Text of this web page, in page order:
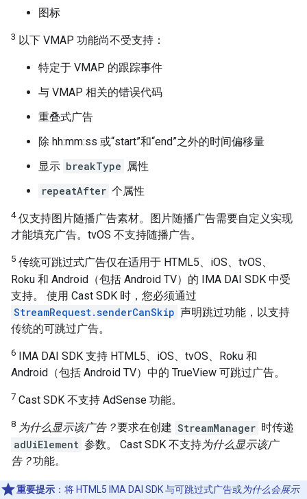
图标
3 以下 VMAP 功能尚不受支持：
特定于 VMAP 的跟踪事件
与 VMAP 相关的错误代码
重叠式广告
除 hh:mm:ss 或“start”和“end”之外的时间偏移量
显示 breakType 属性
repeatAfter 个属性
4仅支持图片随播广告素材。图片随播广告需要自定义实现
才能填充广告。tvOS 不支持随播广告。
5 传统可跳过式广告仅在适用于 HTML5、iOS、tvOS、
Roku 和 Android（包括 Android TV）的 IMA DAI SDK 中受
支持。 使用 Cast SDK 时，您必须通过
StreamRequest.senderCanSkip 声明跳过功能，以支持
传统的可跳过广告。
6 IMA DAI SDK 支持 HTML5、iOS、tvOS、Roku 和
Android（包括 Android TV）中的 TrueView 可跳过广告。
7 Cast SDK 不支持 AdSense 功能。
8 为什么显示该广告？要求在创建 StreamManager 时传递
adUiElement 参数。 Cast SDK 不支持为什么显示该广
告？功能。
重要提示 ：将 HTML5 IMA DAI SDK 与可跳过式广告或为什么会展示